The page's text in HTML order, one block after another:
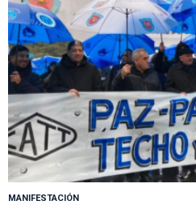
MANIFESTACIÓN